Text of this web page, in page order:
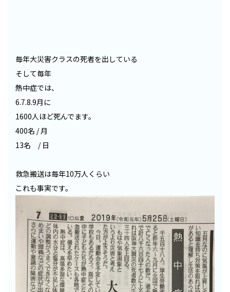
毎年大災害クラスの死者を出している
そして毎年
熱中症では、
6.7.8.9月に
1600人ほど死んでます。
400名 / 月
13名 / 日
救急搬送は毎年10万人くらい
これも事実です。